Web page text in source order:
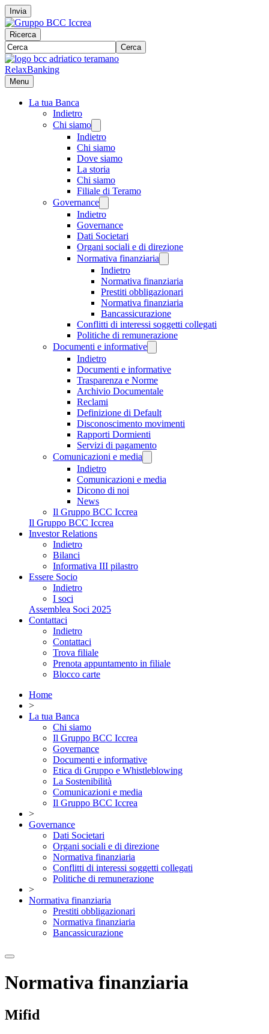
Invia
Ricerca
Cerca
RelaxBanking
Menu
La tua Banca
Indietro
Chi siamo
Indietro
Chi siamo
Dove siamo
La storia
Chi siamo
Filiale di Teramo
Governance
Indietro
Governance
Dati Societari
Organi sociali e di direzione
Normativa finanziaria
Indietro
Normativa finanziaria
Prestiti obbligazionari
Normativa finanziaria
Bancassicurazione
Conflitti di interessi soggetti collegati
Politiche di remunerazione
Documenti e informative
Indietro
Documenti e informative
Trasparenza e Norme
Archivio Documentale
Reclami
Definizione di Default
Disconoscimento movimenti
Rapporti Dormienti
Servizi di pagamento
Comunicazioni e media
Indietro
Comunicazioni e media
Dicono di noi
News
Il Gruppo BCC Iccrea
Il Gruppo BCC Iccrea
Investor Relations
Indietro
Bilanci
Informativa III pilastro
Essere Socio
Indietro
I soci
Assemblea Soci 2025
Contattaci
Indietro
Contattaci
Trova filiale
Prenota appuntamento in filiale
Blocco carte
Home
>
La tua Banca
Chi siamo
Il Gruppo BCC Iccrea
Governance
Documenti e informative
Etica di Gruppo e Whistleblowing
La Sostenibilità
Comunicazioni e media
Il Gruppo BCC Iccrea
>
Governance
Dati Societari
Organi sociali e di direzione
Normativa finanziaria
Conflitti di interessi soggetti collegati
Politiche di remunerazione
>
Normativa finanziaria
Prestiti obbligazionari
Normativa finanziaria
Bancassicurazione
Normativa finanziaria
Mifid